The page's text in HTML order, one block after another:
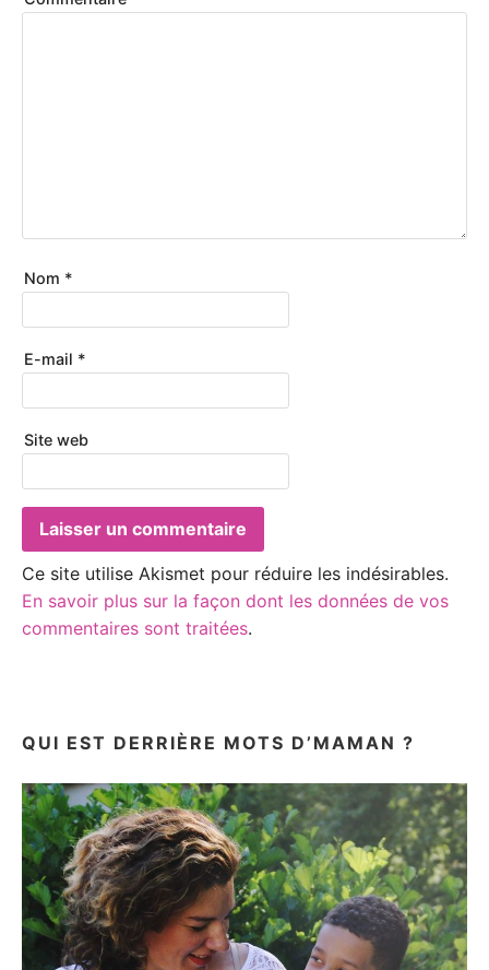
Nom *
E-mail *
Site web
Ce site utilise Akismet pour réduire les indésirables.
En savoir plus sur la façon dont les données de vos
commentaires sont traitées.
QUI EST DERRIÈRE MOTS D’MAMAN ?